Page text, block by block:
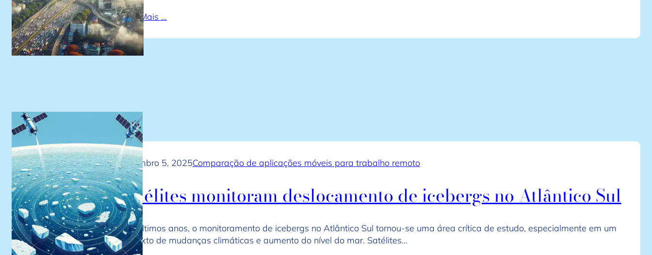
Leia Mais …
novembro 5, 2025Comparação de aplicações móveis para trabalho remoto
Satélites monitoram deslocamento de icebergs no Atlântico Sul
Nos últimos anos, o monitoramento de icebergs no Atlântico Sul tornou-se uma área crítica de estudo, especialmente em um
contexto de mudanças climáticas e aumento do nível do mar. Satélites…